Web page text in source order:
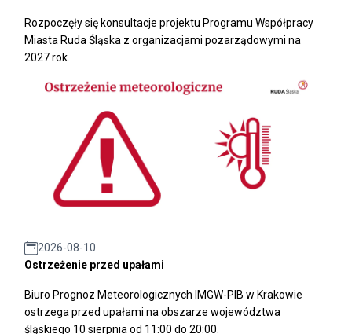
Rozpoczęły się konsultacje projektu Programu Współpracy
Miasta Ruda Śląska z organizacjami pozarządowymi na
2027 rok.
2026-08-10
Ostrzeżenie przed upałami
Biuro Prognoz Meteorologicznych IMGW-PIB w Krakowie
ostrzega przed upałami na obszarze województwa
śląskiego 10 sierpnia od 11:00 do 20:00.